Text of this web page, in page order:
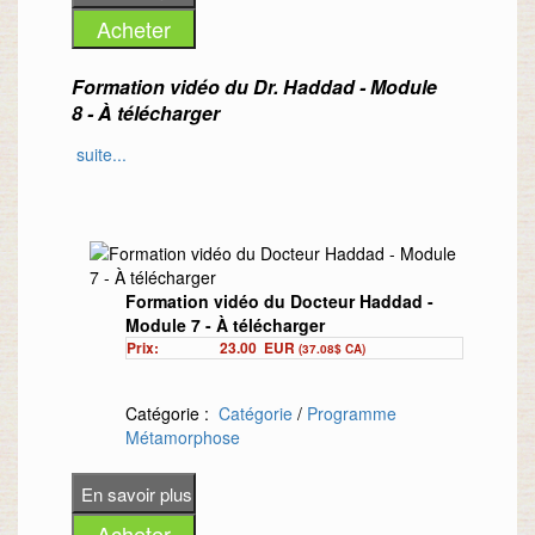
suivez ce lien.
Procurez-vous dès maintenant la
Formation vidéo du Dr. Haddad - Module 9
Formation vidéo du Dr. Haddad - Module
8 - À télécharger
Suivez facilement et à votre rythme une
modules présente une thématique qui est
discutée en détail.
Ce module est le 8e des 12 modules de
la formation du Dr. Haddad.
Le module 8 vous présente la liste des
suite...
Formation vidéo du Docteur Haddad -
Module 7 - À télécharger
Prix: 23.00 EUR (37.08$ CA)
Catégorie : Catégorie / Programme
Métamorphose